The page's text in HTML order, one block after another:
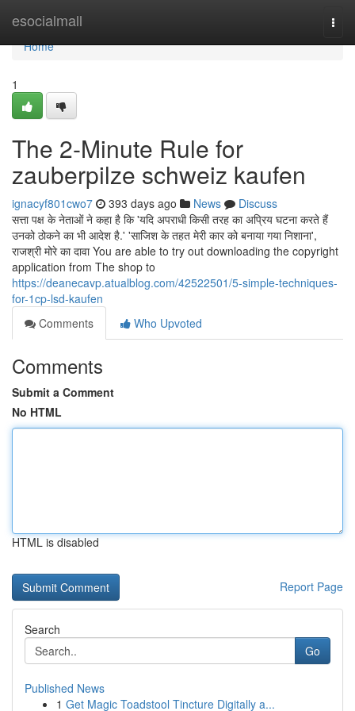
esocialmall
Home
Home
1
The 2-Minute Rule for
zauberpilze schweiz kaufen
ignacyf801cwo7 393 days ago News
Discuss
सत्ता पक्ष के नेताओं ने कहा है कि 'यदि अपराधी किसी तरह का अप्रिय घटना करते हैं
उनको ठोकने का भी आदेश है.' 'साज‍िश के तहत मेरी कार को बनाया गया न‍िशाना',
राजश्री मोरे का दावा You are able to try out downloading the copyright
application from The shop to
https://deanecavp.atualblog.com/42522501/5-simple-techniques-
for-1cp-lsd-kaufen
Comments
Who Upvoted
Comments
Submit a Comment
No HTML
HTML is disabled
Report Page
Search
Go
Published News
1 Get Magic Toadstool Tincture Digitally a...